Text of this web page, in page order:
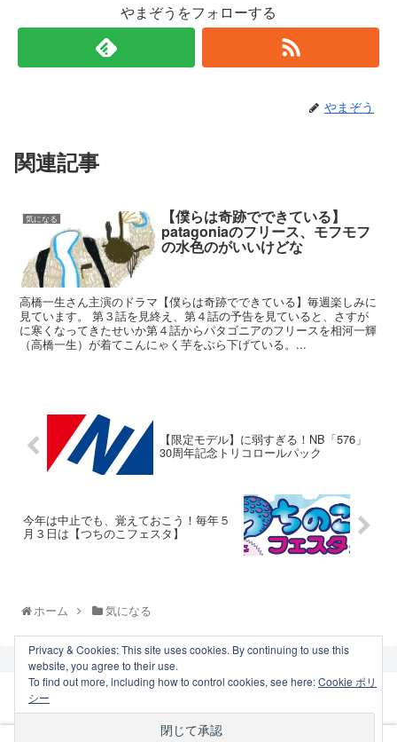
やまぞうをフォローする
やまぞう
関連記事
気になる 【僕らは奇跡でできている】
patagoniaのフリース、モフモフ
の水色のがいいけどな
高橋一生さん主演のドラマ【僕らは奇跡でできている】毎週楽しみに
見ています。 第３話を見終え、第４話の予告を見ていると、さすが
に寒くなってきたせいか第４話からパタゴニアのフリースを相河一輝
（高橋一生）が着てこんにゃく芋をぶら下げている。...
【限定モデル】に弱すぎる！NB「576」
30周年記念トリコロールパック
今年は中止でも、覚えておこう！毎年５
月３日は【つちのこフェスタ】
ホーム 気になる
おいらのマイブ〜ム
Privacy & Cookies: This site uses cookies. By continuing to use this
website, you agree to their use.
To find out more, including how to control cookies, see here:Cookie ポリ
シー